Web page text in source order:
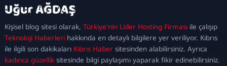
Kişisel blog sitesi olarak,Türkiye'nin Lider Hosting Firması ile çalışıp
Teknoloji Haberleri hakkında en detaylı bilgilere yer veriliyor. Kıbrıs
ile ilgili son dakikaları Kıbrıs Haber sitesinden alabilirsiniz. Ayrıca
kadınca güzellik sitesinde bilgi paylaşımı yaparak fikir edinebilirsiniz.
kadıköy
escortmaltepe
escortataşehir
escortümraniye
escort